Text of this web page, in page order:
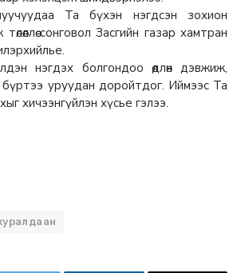
Та бүхэн нэгдсэн зохион
сонговол Засгийн газар хамтран
нэгдэх болгондоо өөдлөн дэвжиж,
бүртээ уруудан доройтдог. Иймээс Та
хичээнгүйлэн хүсье гэлээ.